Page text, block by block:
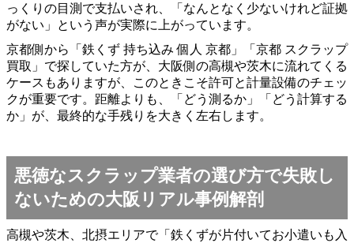
っくりの目測で支払いされ、「なんとなく少ないけれど証拠
がない」という声が実際に上がっています。
京都側から「鉄くず 持ち込み 個人 京都」「京都 スクラップ
買取」で探していた方が、大阪側の高槻や茨木に流れてくる
ケースもありますが、このときこそ許可と計量設備のチェッ
クが重要です。距離よりも、「どう測るか」「どう計算する
か」が、最終的な手残りを大きく左右します。
悪徳なスクラップ業者の選び方で失敗し
ないための大阪リアル事例解剖
高槻や茨木、北摂エリアで「鉄くずが片付いてお小遣いも入